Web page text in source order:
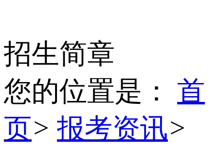
招生简章
您的位置是： 首
页> 报考资讯>